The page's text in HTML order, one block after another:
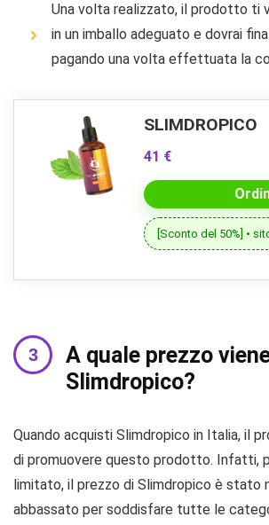
Una volta realizzato, il prodotto ti
in un imballo adeguato e dovrai
pagando una volta effettuata la
SLIMDROPICO
41 €
[Sconto del 50%] •
A quale prezzo
Slimdropico?
Quando acquisti Slimdropico in Italia, il
di promuovere questo prodotto. Infatti,
limitato, il prezzo di Slimdropico è stato
abbassato per soddisfare tutte le